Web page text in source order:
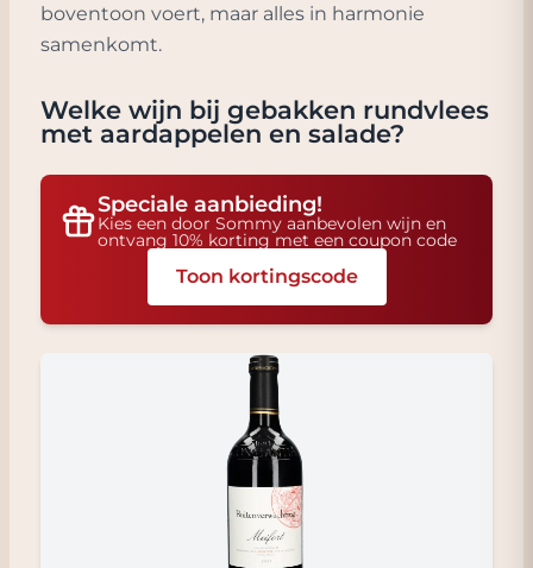
boventoon voert, maar alles in harmonie
samenkomt.
Welke wijn bij gebakken rundvlees
met aardappelen en salade?
Speciale aanbieding!
Kies een door Sommy aanbevolen wijn en
ontvang 10% korting met een coupon code
Toon kortingscode